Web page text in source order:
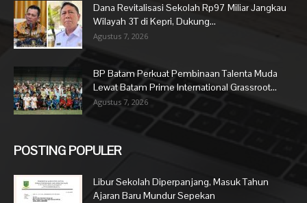
Dana Revitalisasi Sekolah Rp97 Miliar Jangkau
Wilayah 3T di Kepri, Dukung...
Agustus 7, 2026
BP Batam Perkuat Pembinaan Talenta Muda
Lewat Batam Prime International Grassroot...
Agustus 7, 2026
POSTING POPULER
Libur Sekolah Diperpanjang, Masuk Tahun
Ajaran Baru Mundur Sepekan